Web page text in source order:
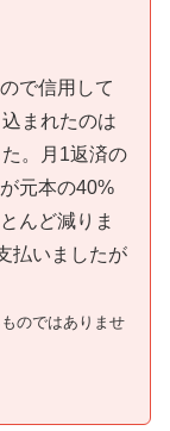
で信用して
まれたのは
。月1返済の
元本の40%
んど減りま
払いましたが
のではありませ